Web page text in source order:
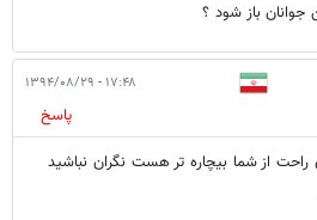
جوانان باز شود ؟
۱۷:۴۸ - ۱۳۹۴/۰۸/۲۹
پاسخ
از شما بیچاره تر هست نگران نباشید